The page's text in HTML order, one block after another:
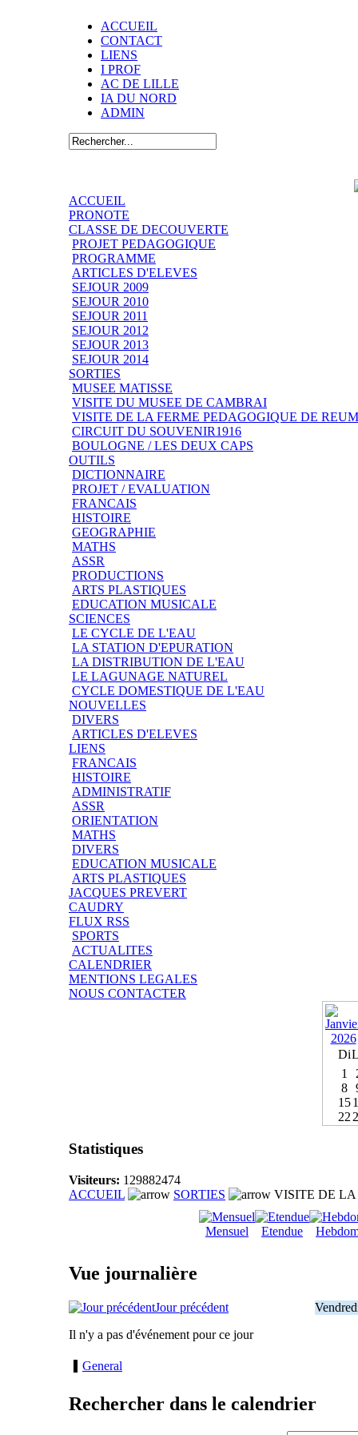
ACCUEIL
CONTACT
LIENS
I PROF
AC DE LILLE
IA DU NORD
ADMIN
ACCUEIL
PRONOTE
CLASSE DE DECOUVERTE
PROJET PEDAGOGIQUE
PROGRAMME
ARTICLES D'ELEVES
SEJOUR 2009
SEJOUR 2010
SEJOUR 2011
SEJOUR 2012
SEJOUR 2013
SEJOUR 2014
SORTIES
MUSEE MATISSE
VISITE DU MUSEE DE CAMBRAI
VISITE DE LA FERME PEDAGOGIQUE DE
CIRCUIT DU SOUVENIR1916
BOULOGNE / LES DEUX CAPS
OUTILS
DICTIONNAIRE
PROJET / EVALUATION
FRANCAIS
HISTOIRE
GEOGRAPHIE
MATHS
ASSR
PRODUCTIONS
ARTS PLASTIQUES
EDUCATION MUSICALE
SCIENCES
LE CYCLE DE L'EAU
LA STATION D'EPURATION
LA DISTRIBUTION DE L'EAU
LE LAGUNAGE NATUREL
CYCLE DOMESTIQUE DE L'EAU
NOUVELLES
DIVERS
ARTICLES D'ELEVES
LIENS
FRANCAIS
HISTOIRE
ADMINISTRATIF
ASSR
ORIENTATION
MATHS
DIVERS
EDUCATION MUSICALE
ARTS PLASTIQUES
JACQUES PREVERT
CAUDRY
FLUX RSS
SPORTS
ACTUALITES
CALENDRIER
MENTIONS LEGALES
NOUS CONTACTER
Di
1
8
15
22
Statistiques
Visiteurs: 129882474
ACCUEIL
SORTIES VISITE DE LA
Mensuel Etendue
Vue journalière
Jour précédent
Il n'y a pas d'événement pour ce jour
General
Rechercher dans le calendrier